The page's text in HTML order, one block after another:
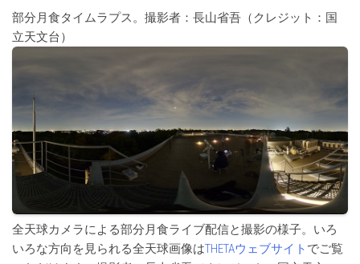
部分月食タイムラプス。撮影者：長山省吾（クレジット：国
立天文台）
全天球カメラによる部分月食ライブ配信と撮影の様子。いろ
いろな方向を見られる全天球画像はTHETAウェブサイト でご覧